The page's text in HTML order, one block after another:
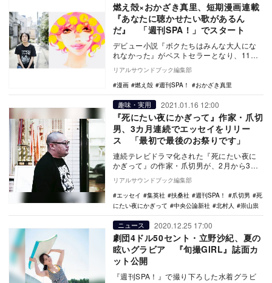
燃え殻×おかざき真里、短期漫画連載
『あなたに聴かせたい歌があるん
だ』 「週刊SPA！」でスタート
デビュー小説『ボクたちはみんな大人にな
れなかった』がベストセラーとなり、11月
からは同作がNETFLIXで配信＆劇場公開も
決定し…
リアルサウンドブック編集部
漫画
燃え殻 週刊SPA！ おかざき真里
趣味・実用 2021.01.16 12:00
『死にたい夜にかぎって』作家・爪切
男、3カ月連続でエッセイをリリー
ス 「最初で最後のお祭りです」
連続テレビドラマ化された『死にたい夜に
かぎって』の作家・爪切男が、2月から3カ
月連続で新作エッセイをリリースすること
が決定した。…
リアルサウンドブック編集部
エッセイ
集英社 扶桑社 週刊SPA！ 爪切男
死
にたい夜にかぎって
中央公論新社 北村人 崇山祟
ニュース 2020.12.25 17:00
劇団4ドル50セント・立野沙紀、夏の
眩いグラビア 『旬撮GIRL』誌面カ
ット公開
『週刊SPA！』で撮り下ろした水着グラビ